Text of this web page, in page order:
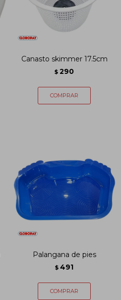
Canasto skimmer 17.5cm
$ 290
Palangana de pies
$ 491